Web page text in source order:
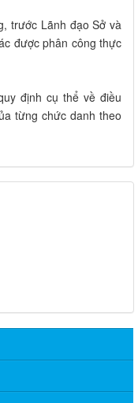
trước Lãnh đạo Sở và
được phân công thực
định cụ thể về điều
từng chức danh theo